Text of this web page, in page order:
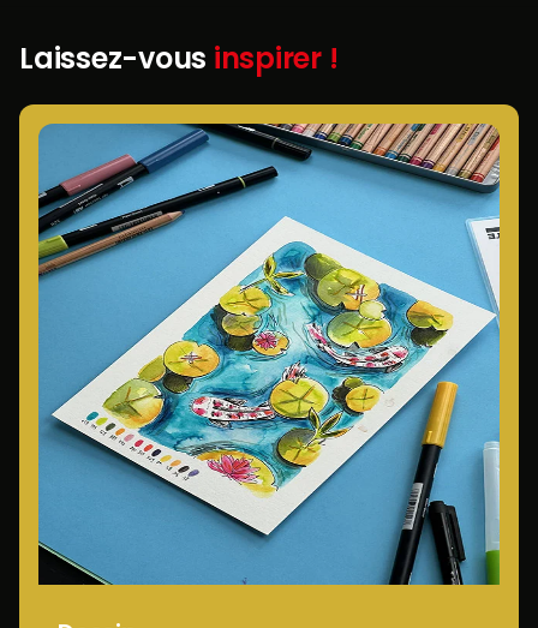
Laissez-vous inspirer !